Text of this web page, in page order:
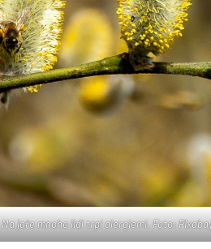
Na jaře mnoho lidí trpí alergiemi. Foto: